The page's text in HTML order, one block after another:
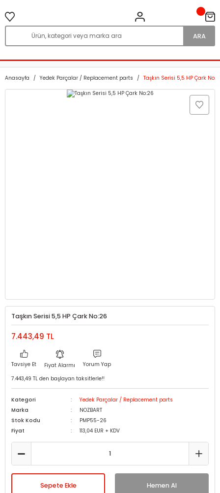
ARA
Anasayfa Yedek Parçalar / Replacement parts Taşkın Serisi 5,5 HP Çark
Taşkın Serisi 5,5 HP Çark No:26
7.443,49 TL
Tavsiye Et Fiyat Alarmı
Yorum Yap
7.443,49 TL den başlayan taksitlerle!!
Kategori
Yedek Parçalar / Replacement parts
Marka
NOZBART
Stok Kodu
PMP55-26
Fiyat
113,04 EUR + KDV
Sepete Ekle Hemen Al